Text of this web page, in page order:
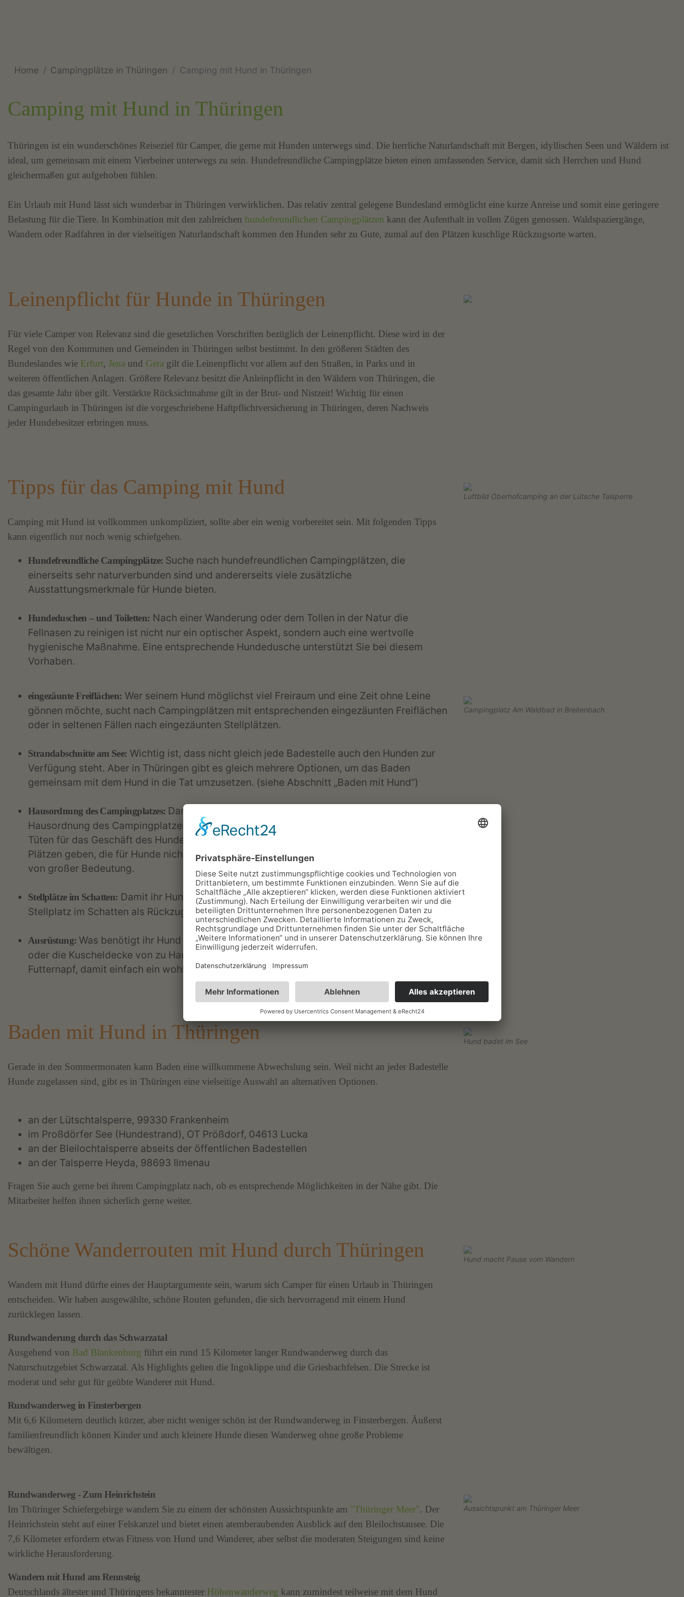
Home Campingplätze in Thüringen Camping mit Hund in Thüringen
Camping mit Hund in Thüringen
Thüringen ist ein wunderschönes Reiseziel für Camper, die gerne mit Hunden unterwegs sind. Die herrliche Naturlandschaft mit Bergen, idyllischen Seen und Wäldern ist
ideal, um gemeinsam mit einem Vierbeiner unterwegs zu sein. Hundefreundliche Campingplätze bieten einen umfassenden Service, damit sich Herrchen und Hund
gleichermaßen gut aufgehoben fühlen.
Ein Urlaub mit Hund lässt sich wunderbar in Thüringen verwirklichen. Das relativ zentral gelegene Bundesland ermöglicht eine kurze Anreise und somit eine geringere
Belastung für die Tiere. In Kombination mit den zahlreichen hundefreundlichen Campingplätzen kann der Aufenthalt in vollen Zügen genossen. Waldspaziergänge,
Wandern oder Radfahren in der vielseitigen Naturlandschaft kommen den Hunden sehr zu Gute, zumal auf den Plätzen kuschlige Rückzugsorte warten.
Leinenpflicht für Hunde in Thüringen
Für viele Camper von Relevanz sind die gesetzlichen Vorschriften bezüglich der Leinenpflicht. Diese wird in der
Regel von den Kommunen und Gemeinden in Thüringen selbst bestimmt. In den größeren Städten des
Bundeslandes wie Erfurt, Jena und Gera gilt die Leinenpflicht vor allem auf den Straßen, in Parks und in
weiteren öffentlichen Anlagen. Größere Relevanz besitzt die Anleinpflicht in den Wäldern von Thüringen, die
das gesamte Jahr über gilt. Verstärkte Rücksichtnahme gilt in der Brut- und Nistzeit! Wichtig für einen
Campingurlaub in Thüringen ist die vorgeschriebene Haftpflichtversicherung in Thüringen, deren Nachweis
jeder Hundebesitzer erbringen muss.
Tipps für das Camping mit Hund
Camping mit Hund ist vollkommen unkompliziert, sollte aber ein wenig vorbereitet sein. Mit folgenden Tipps
kann eigentlich nur noch wenig schiefgehen.
Hundefreundliche Campingplätze: Suche nach hundefreundlichen Campingplätzen, die
einerseits sehr naturverbunden sind und andererseits viele zusätzliche
Ausstattungsmerkmale für Hunde bieten.
Hundeduschen – und Toiletten: Nach einer Wanderung oder dem Tollen in der Natur die
Fellnasen zu reinigen ist nicht nur ein optischer Aspekt, sondern auch eine wertvolle
hygienische Maßnahme. Eine entsprechende Hundedusche unterstützt Sie bei diesem
Vorhaben.
Luftbild Oberhofcamping an der Lütsche Talsperre
eingezäunte Freiflächen: Wer seinem Hund möglichst viel Freiraum und eine Zeit ohne Leine
gönnen möchte, sucht nach Campingplätzen mit entsprechenden eingezäunten Freiflächen
oder in seltenen Fällen nach eingezäunten Stellplätzen.
Strandabschnitte am See: Wichtig ist, dass nicht gleich jede Badestelle auch den Hunden zur
Verfügung steht. Aber in Thüringen gibt es gleich mehrere Optionen, um das Baden
gemeinsam mit dem Hund in die Tat umzusetzen. (siehe Abschnitt „Baden mit Hund“)
Hausordnung des Campingplatzes: Damit Ärger während des Urlaubs vermieden wird, gilt es die
Hausordnung des Campingplatzes zu akzeptieren. In der Regel werden beispielsweise
Tüten für das Geschäft des Hundes zur Verfügung gestellt und es kann Abschnitte auf den
Plätzen geben, die für Hunde nicht zugänglich sind. Für das friedvolle Miteinander ist dies
von großer Bedeutung.
Stellplätze im Schatten: Damit ihr Hund den Campingurlaub genießen kann, buchen Sie einen
Stellplatz im Schatten als Rückzugsort für den geliebten Vierbeiner.
Ausrüstung: Was benötigt ihr Hund zum Glücklichsein? Falls alles passt, wäre das Körbchen
oder die Kuscheldecke von zu Hause wichtig, ausreichend Spielzeug und der gewohnte
Futternapf, damit einfach ein wohliger Gesamteindruck für das Tier entsteht.
Campingplatz Am Waldbad in Breitenbach
Baden mit Hund in Thüringen
Gerade in den Sommermonaten kann Baden eine willkommene Abwechslung sein. Weil nicht an jeder Badestelle
Hunde zugelassen sind, gibt es in Thüringen eine vielseitige Auswahl an alternativen Optionen.
an der Lütschtalsperre, 99330 Frankenheim
im Proßdörfer See (Hundestrand), OT Prößdorf, 04613 Lucka
an der Bleilochtalsperre abseits der öffentlichen Badestellen
an der Talsperre Heyda, 98693 Ilmenau
Fragen Sie auch gerne bei ihrem Campingplatz nach, ob es entsprechende Möglichkeiten in der Nähe gibt. Die
Mitarbeiter helfen ihnen sicherlich gerne weiter.
Hund badet im See
Schöne Wanderrouten mit Hund durch Thüringen
Wandern mit Hund dürfte eines der Hauptargumente sein, warum sich Camper für einen Urlaub in Thüringen
entscheiden. Wir haben ausgewählte, schöne Routen gefunden, die sich hervorragend mit einem Hund
zurücklegen lassen.
Rundwanderung durch das Schwarzatal
Ausgehend von Bad Blankenburg führt ein rund 15 Kilometer langer Rundwanderweg durch das
Naturschutzgebiet Schwarzatal. Als Highlights gelten die Ingoklippe und die Griesbachfelsen. Die Strecke ist
moderat und sehr gut für geübte Wanderer mit Hund.
Rundwanderweg in Finsterbergen
Mit 6,6 Kilometern deutlich kürzer, aber nicht weniger schön ist der Rundwanderweg in Finsterbergen. Äußerst
familienfreundlich können Kinder und auch kleinere Hunde diesen Wanderweg ohne große Probleme
bewältigen.
Hund macht Pause vom Wandern
Rundwanderweg - Zum Heinrichstein
Im Thüringer Schiefergebirge wandern Sie zu einem der schönsten Aussichtspunkte am "Thüringer Meer". Der
Heinrichstein steht auf einer Felskanzel und bietet einen atemberaubenden Ausblick auf den Bleilochstausee. Die
7,6 Kilometer erfordern etwas Fitness von Hund und Wanderer, aber selbst die moderaten Steigungen sind keine
wirkliche Herausforderung.
Wandern mit Hund am Rennsteig
Deutschlands ältester und Thüringens bekanntester Höhenwanderweg kann zumindest teilweise mit dem Hund
Aussichtspunkt am Thüringer Meer